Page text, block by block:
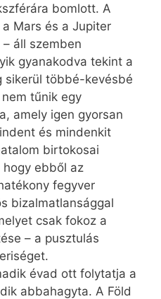
bomlott. A
Mars és a Jupiter
áll szemben
gyanakodva tekint a
sikerül többé-kevésbé
tűnik egy
amely igen gyorsan
és mindenkit
birtokosai
hogy ebből az
fegyver
bizalmatlansággal
csak fokoz a
– a pusztulás
évad ott folytatja a
abbahagyta. A Föld